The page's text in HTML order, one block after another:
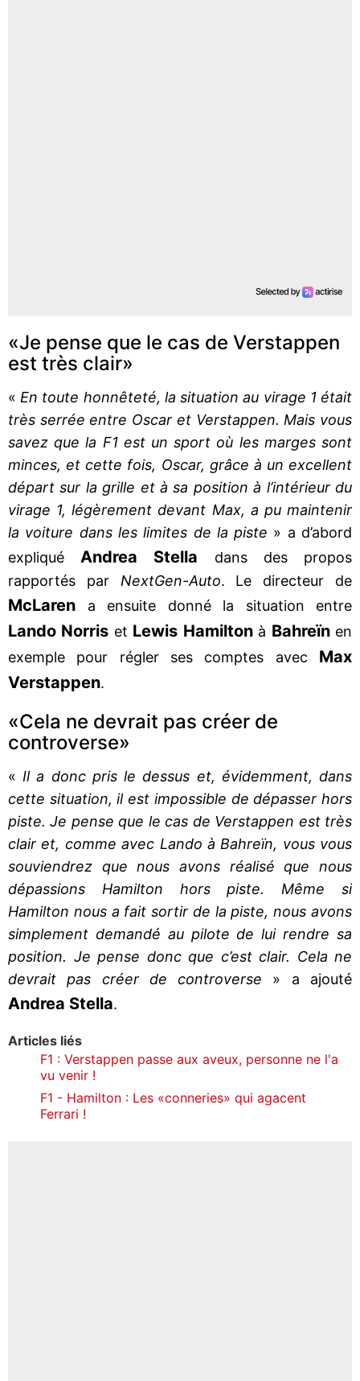
«Je pense que le cas de Verstappen
est très clair»
« En toute honnêteté, la situation au virage 1 était
très serrée entre Oscar et Verstappen. Mais vous
savez que la F1 est un sport où les marges sont
minces, et cette fois, Oscar, grâce à un excellent
départ sur la grille et à sa position à l’intérieur du
virage 1, légèrement devant Max, a pu maintenir
la voiture dans les limites de la piste » a d’abord
expliqué Andrea Stella dans des propos
rapportés par NextGen-Auto. Le directeur de
McLaren a ensuite donné la situation entre
Lando Norris et Lewis Hamiltonà Bahreïnen
exemple pour régler ses comptes avec Max
Verstappen.
«Cela ne devrait pas créer de
controverse»
« Il a donc pris le dessus et, évidemment, dans
cette situation, il est impossible de dépasser hors
piste. Je pense que le cas de Verstappen est très
clair et, comme avec Lando à Bahreïn, vous vous
souviendrez que nous avons réalisé que nous
dépassions Hamilton hors piste. Même si
Hamilton nous a fait sortir de la piste, nous avons
simplement demandé au pilote de lui rendre sa
position. Je pense donc que c’est clair. Cela ne
devrait pas créer de controverse » a ajouté
Andrea Stella.
Articles liés
F1 : Verstappen passe aux aveux, personne ne l'a
vu venir !
F1 - Hamilton : Les «conneries» qui agacent
Ferrari !